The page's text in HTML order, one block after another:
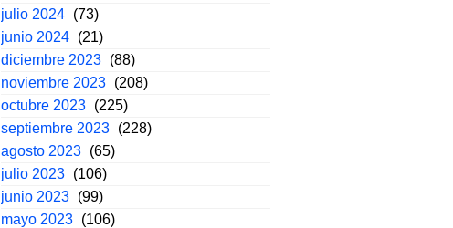
julio 2024 (73)
junio 2024 (21)
diciembre 2023 (88)
noviembre 2023 (208)
octubre 2023 (225)
septiembre 2023 (228)
agosto 2023 (65)
julio 2023 (106)
junio 2023 (99)
mayo 2023 (106)